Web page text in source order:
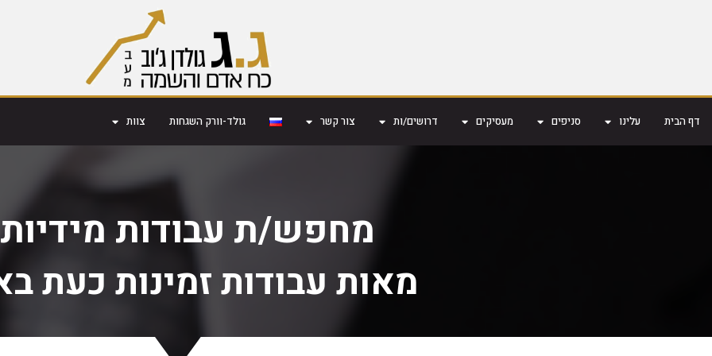
דף הבית עלינו סניפים מעסיקים דרושים/ות צור קשר גולד-וורק השגחות צוות
מחפש/ת עבודות
מאות עבודות זמינות כעת